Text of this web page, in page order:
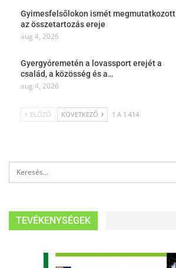
Gyimesfelsőlokon ismét megmutatkozott
az összetartozás ereje
aug 4, 2026
Gyergyóremetén a lovassport erejét a
család, a közösség és a…
aug 4, 2026
ELŐZŐ KÖVETKEZŐ 1 A 1 414
TEVÉKENYSÉGEK